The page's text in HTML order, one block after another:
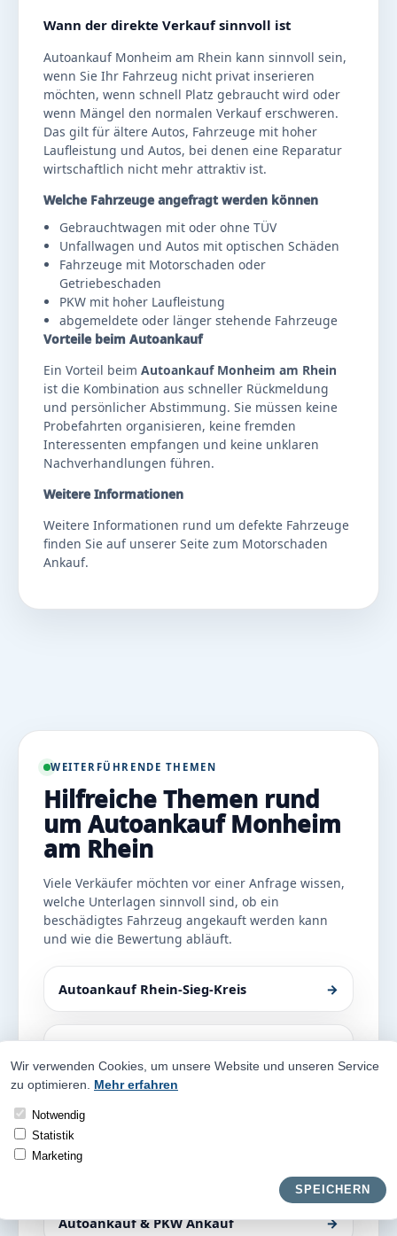
Wann der direkte Verkauf sinnvoll ist
Autoankauf Monheim am Rhein kann sinnvoll sein,
wenn Sie Ihr Fahrzeug nicht privat inserieren
möchten, wenn schnell Platz gebraucht wird oder
wenn Mängel den normalen Verkauf erschweren.
Das gilt für ältere Autos, Fahrzeuge mit hoher
Laufleistung und Autos, bei denen eine Reparatur
wirtschaftlich nicht mehr attraktiv ist.
Welche Fahrzeuge angefragt werden können
Gebrauchtwagen mit oder ohne TÜV
Unfallwagen und Autos mit optischen Schäden
Fahrzeuge mit Motorschaden oder
Getriebeschaden
PKW mit hoher Laufleistung
abgemeldete oder länger stehende Fahrzeuge
Vorteile beim Autoankauf
Ein Vorteil beim Autoankauf Monheim am Rhein
ist die Kombination aus schneller Rückmeldung
und persönlicher Abstimmung. Sie müssen keine
Probefahrten organisieren, keine fremden
Interessenten empfangen und keine unklaren
Nachverhandlungen führen.
Weitere Informationen
Weitere Informationen rund um defekte Fahrzeuge
finden Sie auf unserer Seite zum Motorschaden
Ankauf.
WEITERFÜHRENDE THEMEN
Hilfreiche Themen rund
um Autoankauf Monheim
am Rhein
Viele Verkäufer möchten vor einer Anfrage wissen,
welche Unterlagen sinnvoll sind, ob ein
beschädigtes Fahrzeug angekauft werden kann
und wie die Bewertung abläuft.
Autoankauf Rhein-Sieg-Kreis →
Autoankauf Troisdorf →
Autoankauf Hennef
Autoankauf & PKW Ankauf →
Wir verwenden Cookies, um unsere Website und unseren Service
zu optimieren. Mehr erfahren
Notwendig
Statistik
Marketing
SPEICHERN